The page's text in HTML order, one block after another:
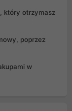
który otrzymasz
poprzez
w